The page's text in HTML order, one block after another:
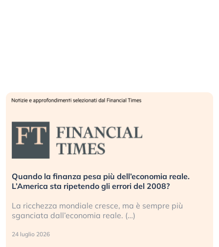
Quando la finanza pesa più dell’economia reale.
L’America sta ripetendo gli errori del 2008?
La ricchezza mondiale cresce, ma è sempre più
sganciata dall’economia reale. (…)
24 luglio 2026